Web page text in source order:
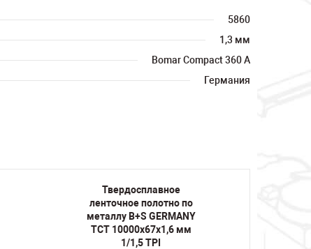
5860
1,3 мм
Bomar Compact 360 A
Германия
Твердосплавное
ленточное полотно по
металлу B+S GERMANY
TCT 10000х67х1,6 мм
1/1,5 TPI